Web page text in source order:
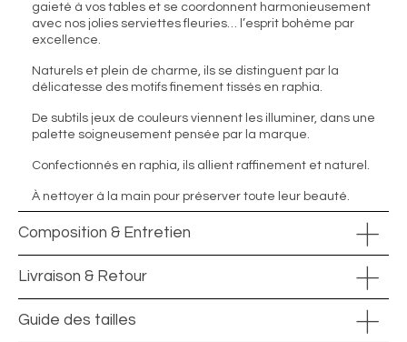
gaieté à vos tables et se coordonnent harmonieusement
avec nos jolies serviettes fleuries… l’esprit bohème par
excellence.
Naturels et plein de charme, ils se distinguent par la
délicatesse des motifs finement tissés en raphia.
De subtils jeux de couleurs viennent les illuminer, dans une
palette soigneusement pensée par la marque.
Confectionnés en raphia, ils allient raffinement et naturel.
À nettoyer à la main pour préserver toute leur beauté.
Composition & Entretien
Livraison & Retour
Guide des tailles